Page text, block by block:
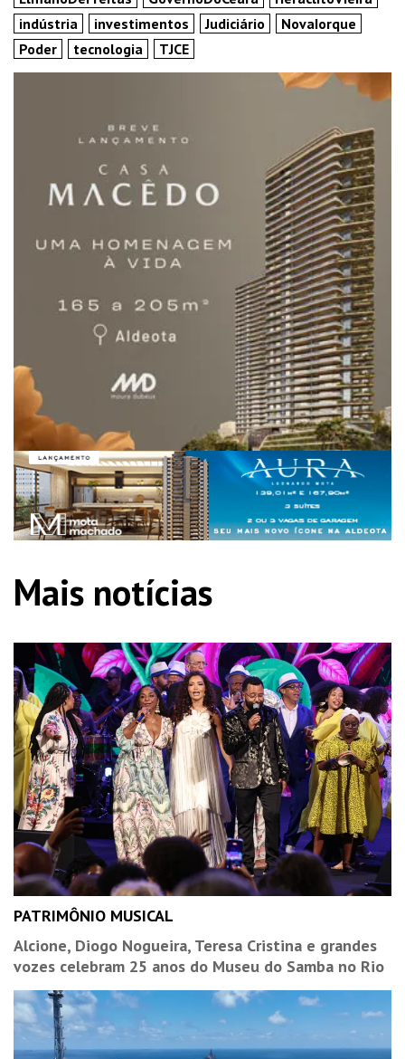
indústria
investimentos Judiciário
NovaIorque
Poder
tecnologia TJCE
Mais notícias
PATRIMÔNIO MUSICAL
Alcione, Diogo Nogueira, Teresa Cristina e grandes
vozes celebram 25 anos do Museu do Samba no Rio